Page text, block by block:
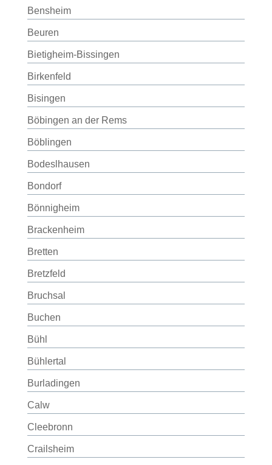
Bensheim
Beuren
Bietigheim-Bissingen
Birkenfeld
Bisingen
Böbingen an der Rems
Böblingen
Bodeslhausen
Bondorf
Bönnigheim
Brackenheim
Bretten
Bretzfeld
Bruchsal
Buchen
Bühl
Bühlertal
Burladingen
Calw
Cleebronn
Crailsheim